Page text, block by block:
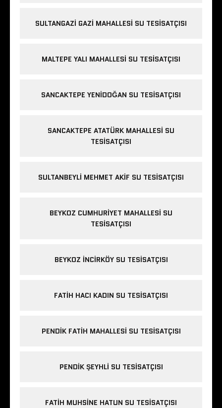
SULTANGAZI GAZI MAHALLESI SU TESISATÇISI
MALTEPE YALI MAHALLESI SU TESISATÇISI
SANCAKTEPE YENIDOĞAN SU TESISATÇISI
SANCAKTEPE ATATÜRK MAHALLESI SU
TESISATÇISI
SULTANBEYLI MEHMET AKIF SU TESISATÇISI
BEYKOZ CUMHURIYET MAHALLESI SU
TESISATÇISI
BEYKOZ INCIRKÖY SU TESISATÇISI
FATIH HACI KADIN SU TESISATÇISI
PENDIK FATIH MAHALLESI SU TESISATÇISI
PENDIK ŞEYHLI SU TESISATÇISI
FATIH MUHSINE HATUN SU TESISATÇISI